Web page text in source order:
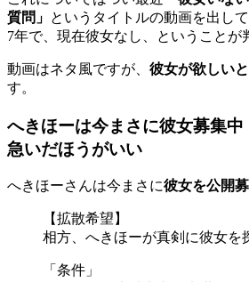
質問」 というタイトルの動画を出し
7年で、現在彼女なし、
ということが
動画はネタ風ですが、 彼女が欲しい
す。
へきほーは今まさに彼女募集
急いだほうがいい
へきほーさんは今まさに彼女を公開
【拡散希望】
相方、へきほーが真剣に彼女を
「条件」